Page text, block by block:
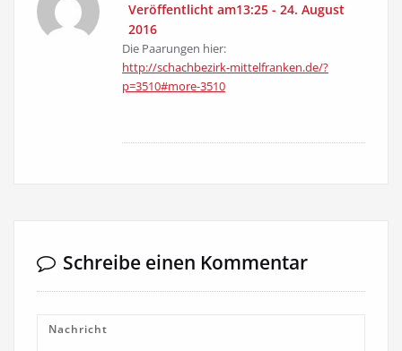
Veröffentlicht am13:25 - 24. August
2016
Die Paarungen hier:
http://schachbezirk-mittelfranken.de/?
p=3510#more-3510
Schreibe einen Kommentar